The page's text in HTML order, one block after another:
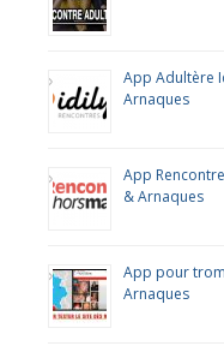
App Adultère
Arnaques
App
& Arnaques
App pour
Arnaques